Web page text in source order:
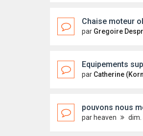
Chaise moteur
par Gregoire
Equipements sup. pour
par Catherine
pouvons nous mettre un
par heaven dim.